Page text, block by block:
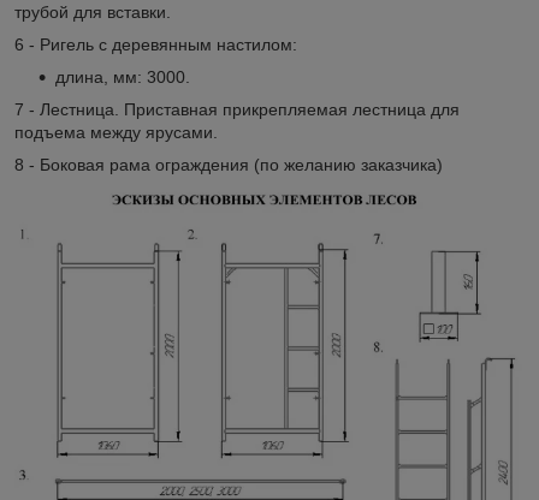
трубой для вставки.
6 - Ригель с деревянным настилом:
длина, мм: 3000.
7 - Лестница. Приставная прикрепляемая лестница для
подъема между ярусами.
8 - Боковая рама ограждения (по желанию заказчика)